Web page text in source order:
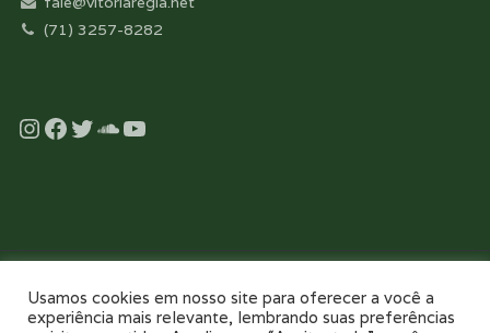
(71) 3257-8282
Instagram
Facebook
Twitter
Soundcloud
YouTube
Desenvolvido com essência pela:
Usamos cookies em nosso site para oferecer a você a
experiência mais relevante, lembrando suas preferências